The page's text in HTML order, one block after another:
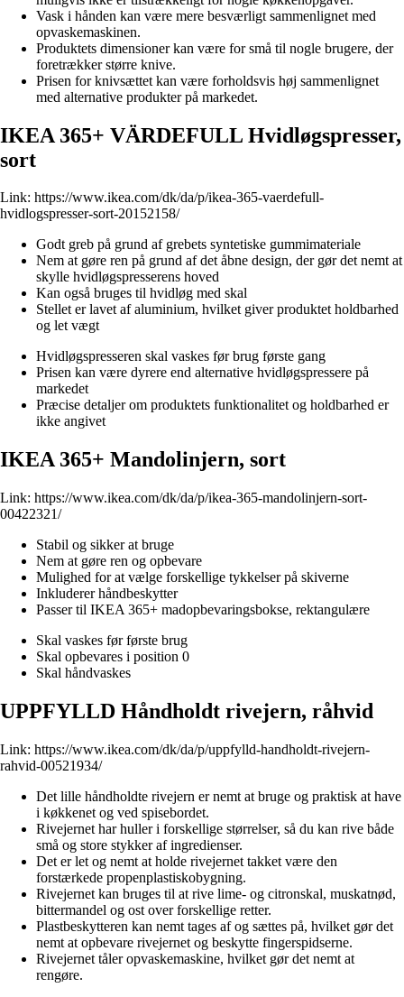
Vask i hånden kan være mere besværligt sammenlignet med
opvaskemaskinen.
Produktets dimensioner kan være for små til nogle brugere, der
foretrækker større knive.
Prisen for knivsættet kan være forholdsvis høj sammenlignet
med alternative produkter på markedet.
IKEA 365+ VÄRDEFULL Hvidløgspresser,
sort
Link: https://www.ikea.com/dk/da/p/ikea-365-vaerdefull-
hvidlogspresser-sort-20152158/
Godt greb på grund af grebets syntetiske gummimateriale
Nem at gøre ren på grund af det åbne design, der gør det nemt at
skylle hvidløgspresserens hoved
Kan også bruges til hvidløg med skal
Stellet er lavet af aluminium, hvilket giver produktet holdbarhed
og let vægt
Hvidløgspresseren skal vaskes før brug første gang
Prisen kan være dyrere end alternative hvidløgspressere på
markedet
Præcise detaljer om produktets funktionalitet og holdbarhed er
ikke angivet
IKEA 365+ Mandolinjern, sort
Link: https://www.ikea.com/dk/da/p/ikea-365-mandolinjern-sort-
00422321/
Stabil og sikker at bruge
Nem at gøre ren og opbevare
Mulighed for at vælge forskellige tykkelser på skiverne
Inkluderer håndbeskytter
Passer til IKEA 365+ madopbevaringsbokse, rektangulære
Skal vaskes før første brug
Skal opbevares i position 0
Skal håndvaskes
UPPFYLLD Håndholdt rivejern, råhvid
Link: https://www.ikea.com/dk/da/p/uppfylld-handholdt-rivejern-
rahvid-00521934/
Det lille håndholdte rivejern er nemt at bruge og praktisk at have
i køkkenet og ved spisebordet.
Rivejernet har huller i forskellige størrelser, så du kan rive både
små og store stykker af ingredienser.
Det er let og nemt at holde rivejernet takket være den
forstærkede propenplastiskobygning.
Rivejernet kan bruges til at rive lime- og citronskal, muskatnød,
bittermandel og ost over forskellige retter.
Plastbeskytteren kan nemt tages af og sættes på, hvilket gør det
nemt at opbevare rivejernet og beskytte fingerspidserne.
Rivejernet tåler opvaskemaskine, hvilket gør det nemt at
rengøre.